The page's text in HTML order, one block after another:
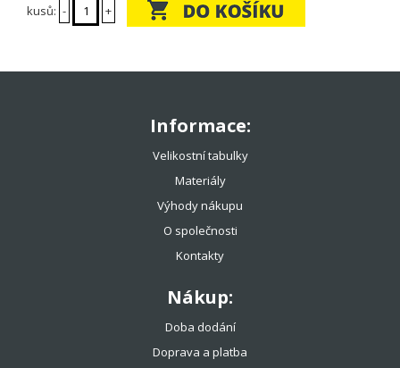
kusů: - +
Informace:
Velikostní tabulky
Materiály
Výhody nákupu
O společnosti
Kontakty
Nákup:
Doba dodání
Doprava a platba